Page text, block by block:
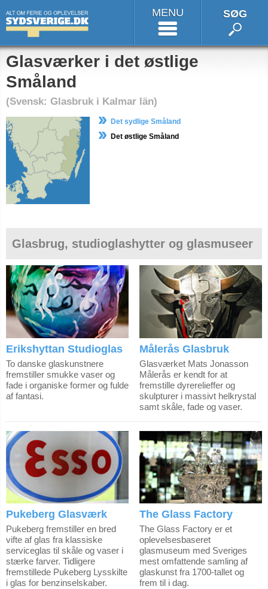
MENU SØG
Glasværker i det østlige
Småland
(Svensk: Glasbruk i Kalmar län)
Det sydlige Småland
Det østlige Småland
Glasbrug, studioglashytter og glasmuseer
Erikshyttan Studioglas
To danske glaskunstnere
fremstiller smukke vaser og
fade i organiske former og fulde
af fantasi.
Målerås Glasbruk
Glasværket Mats Jonasson
Målerås er kendt for at
fremstille dyrerelieffer og
skulpturer i massivt helkrystal
samt skåle, fade og vaser.
Pukeberg Glasværk
Pukeberg fremstiller en bred
vifte af glas fra klassiske
serviceglas til skåle og vaser i
stærke farver. Tidligere
fremstillede Pukeberg Lysskilte
i glas for benzinselskaber.
The Glass Factory
The Glass Factory er et
oplevelsesbaseret
glasmuseum med Sveriges
mest omfattende samling af
glaskunst fra 1700-tallet og
frem til i dag.